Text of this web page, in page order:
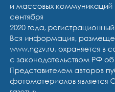
и массовых коммуникаций
сентября
2020 года,
Вся информация,
www.ngzv.ru, охраняется в
с законодательством РФ
Представителем авторов
фотоматериалов является